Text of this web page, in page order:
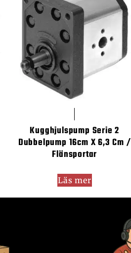
Kugghjulspump Serie 2
Dubbelpump 16cm X 6,3 Cm /
Flänsportar
Läs mer